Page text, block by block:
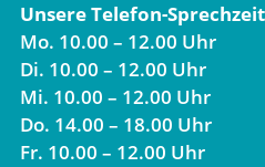
Unsere Telefon-
Mo. 10.00 – 12.00 Uhr
Di. 10.00 – 12.00 Uhr
Mi. 10.00 – 12.00 Uhr
Do. 14.00 – 18.00 Uhr
Fr. 10.00 – 12.00 Uhr